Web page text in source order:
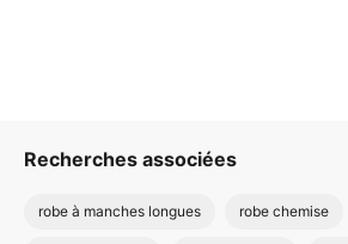
Recherches associées
robe à manches longues robe chemise